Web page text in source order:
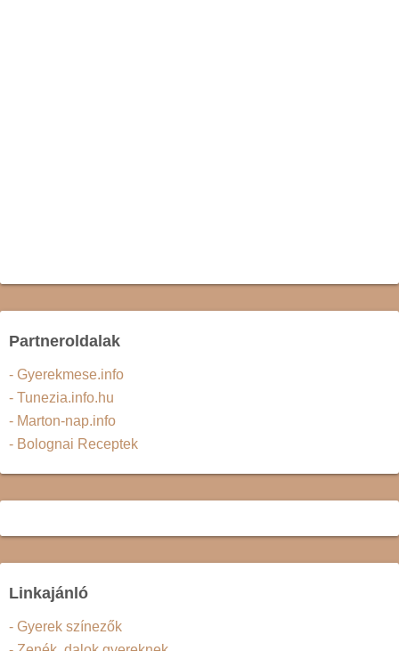
Partneroldalak
- Gyerekmese.info
- Tunezia.info.hu
- Marton-nap.info
- Bolognai Receptek
Linkajánló
- Gyerek színezők